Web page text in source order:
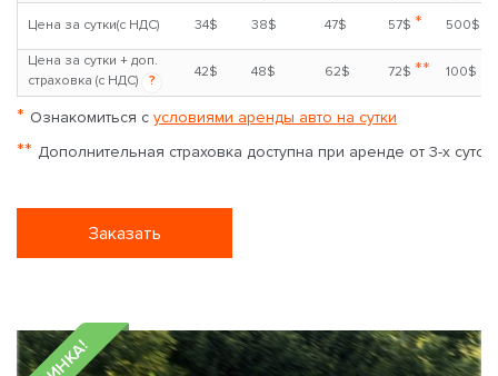
Цена за сутки(с НДС) 34$ 38$ 47$ 57$ * 500$
Цена за сутки + доп.
страховка (с НДС)
?
42$ 48$ 62$ 72$ ** 100$
* Ознакомиться с условиями аренды авто на сутки
** Дополнительная страховка доступна при аренде от 3-х суток
Заказать